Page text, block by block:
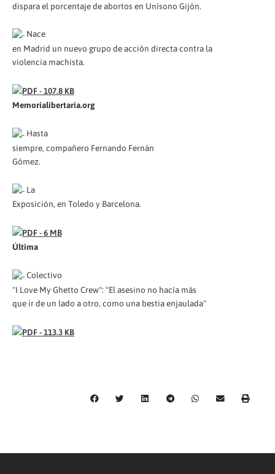
dispara el porcentaje de abortos en Unísono Gijón.
Nace
en Madrid un nuevo grupo de acción directa contra la
violencia machista.
Memorialibertaria.org
Hasta
siempre, compañero Fernando Fernán
Gómez.
La
Exposición, en Toledo y Barcelona.
Última
Colectivo
"I Love My Ghetto Crew": "El asesino no hacía más
que ir de un lado a otro, como una bestia enjaulada"